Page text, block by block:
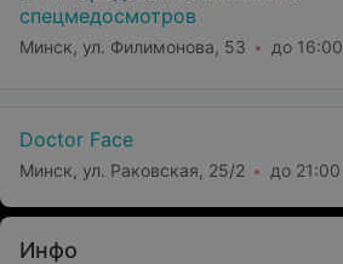
спецмедосмотров
Минск, ул. Филимонова, 53 до 16:00
Doctor Face
Минск, ул. Раковская, 25/2 до 21:00
Инфо